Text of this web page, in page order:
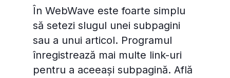
În WebWave este foarte simplu
să setezi slugul unei subpagini
sau a unui articol. Programul
înregistrează mai multe link-uri
pentru a aceeași subpagină. Află